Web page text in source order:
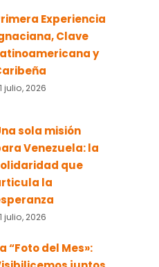
Experiencia
Clave
y
julio, 2026
sola misión
Venezuela: la
que
la
julio, 2026
“Foto del Mes»: